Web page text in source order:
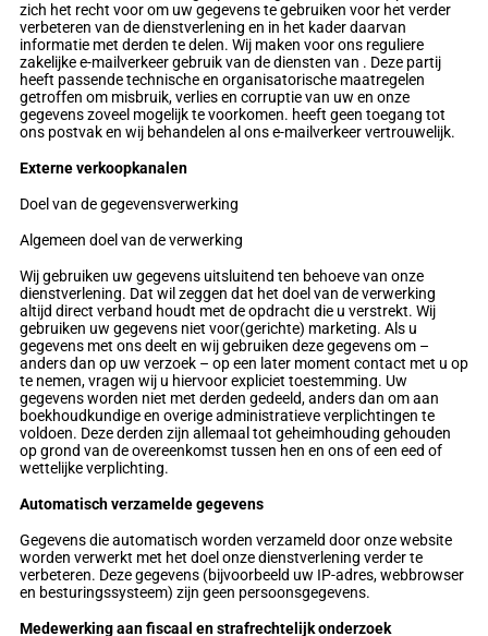
zich het recht voor om uw gegevens te gebruiken voor het verder
verbeteren van de dienstverlening en in het kader daarvan
informatie met derden te delen. Wij maken voor ons reguliere
zakelijke e-mailverkeer gebruik van de diensten van . Deze partij
heeft passende technische en organisatorische maatregelen
getroffen om misbruik, verlies en corruptie van uw en onze
gegevens zoveel mogelijk te voorkomen. heeft geen toegang tot
ons postvak en wij behandelen al ons e-mailverkeer vertrouwelijk.
Externe verkoopkanalen
Doel van de gegevensverwerking
Algemeen doel van de verwerking
Wij gebruiken uw gegevens uitsluitend ten behoeve van onze
dienstverlening. Dat wil zeggen dat het doel van de verwerking
altijd direct verband houdt met de opdracht die u verstrekt. Wij
gebruiken uw gegevens niet voor(gerichte) marketing. Als u
gegevens met ons deelt en wij gebruiken deze gegevens om –
anders dan op uw verzoek – op een later moment contact met u op
te nemen, vragen wij u hiervoor expliciet toestemming. Uw
gegevens worden niet met derden gedeeld, anders dan om aan
boekhoudkundige en overige administratieve verplichtingen te
voldoen. Deze derden zijn allemaal tot geheimhouding gehouden
op grond van de overeenkomst tussen hen en ons of een eed of
wettelijke verplichting.
Automatisch verzamelde gegevens
Gegevens die automatisch worden verzameld door onze website
worden verwerkt met het doel onze dienstverlening verder te
verbeteren. Deze gegevens (bijvoorbeeld uw IP-adres, webbrowser
en besturingssysteem) zijn geen persoonsgegevens.
Medewerking aan fiscaal en strafrechtelijk onderzoek